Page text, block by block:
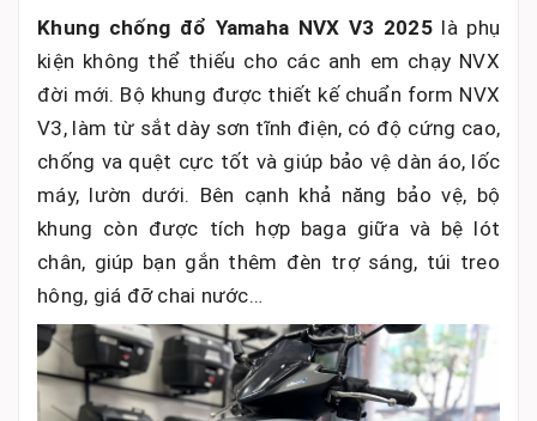
Khung chống đổ Yamaha NVX V3 2025là phụ
kiện không thể thiếu cho các anh em chạy NVX
đời mới. Bộ khung được thiết kế chuẩn form NVX
V3, làm từ sắt dày sơn tĩnh điện, có độ cứng cao,
chống va quệt cực tốt và giúp bảo vệ dàn áo, lốc
máy, lườn dưới. Bên cạnh khả năng bảo vệ, bộ
khung còn được tích hợp baga giữa và bệ lót
chân, giúp bạn gắn thêm đèn trợ sáng, túi treo
hông, giá đỡ chai nước…